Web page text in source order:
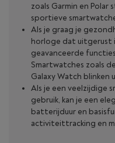
zoals Garmin en Polar
sportieve
Als je graag je
horloge dat uitgerust
geavanceerde
Smartwatches zoals
Galaxy Watch blinken
Als je een veelzijdige
gebruik, kan je een
batterijduur en
activiteittracking en